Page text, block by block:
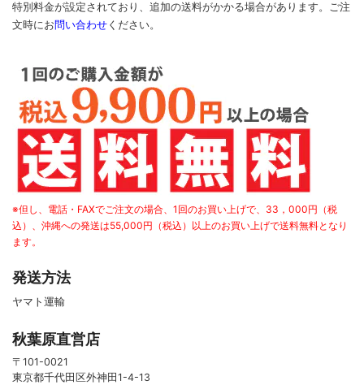
特別料金が設定されており、追加の送料がかかる場合があります。 ご注
文時にお問い合わせ ください。
※但し、電話・FAXでご注文の場合、1回のお買い上げで、33，000円（税
込）、沖縄への発送は55,000円（税込）以上のお買い上げで送料無料となり
ます。
発送方法
ヤマト運輸
秋葉原直営店
〒101-0021
東京都千代田区外神田1-4-13